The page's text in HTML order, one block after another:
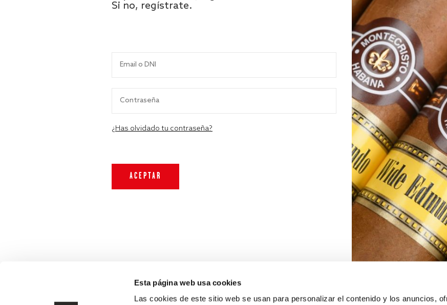
Esta página web usa cookies
Las cookies de este sitio web se usan para personalizar el contenido y los anuncios,
Si no, regístrate.
¿Has olvidado tu contraseña?